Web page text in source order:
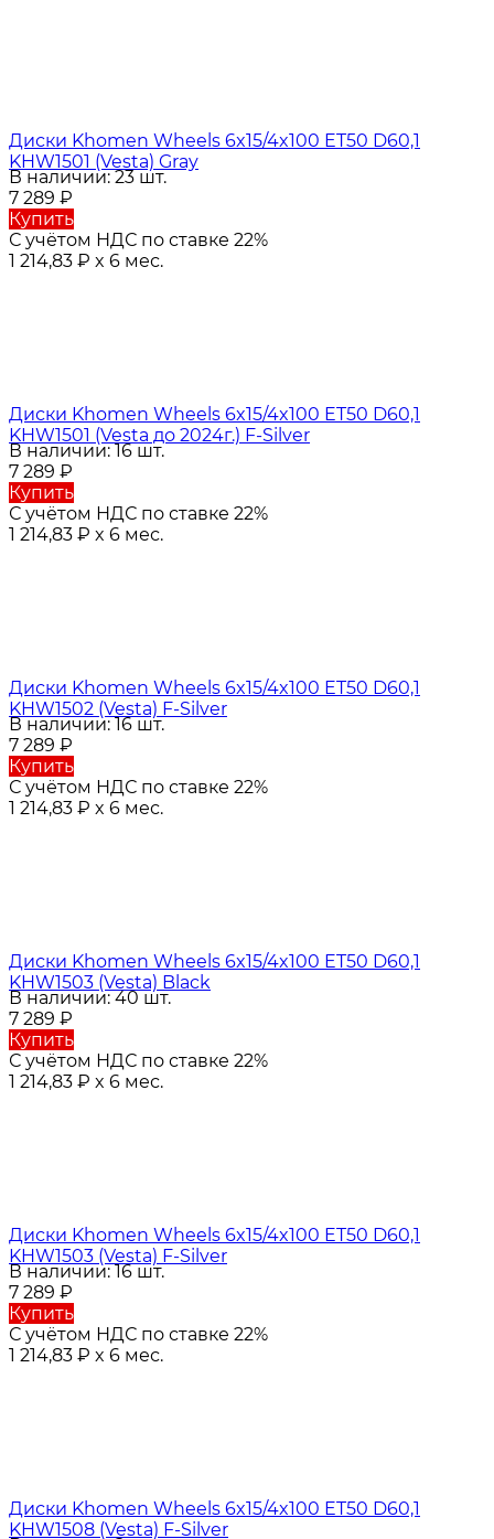
Диски Khomen Wheels 6x15/4x100 ET50 D60,1
KHW1501 (Vesta) Gray
В наличии: 23 шт.
7 289 ₽
Купить
С учётом НДС по ставке 22%
1 214,83 ₽ x 6 мес.
Диски Khomen Wheels 6x15/4x100 ET50 D60,1
KHW1501 (Vesta до 2024г.) F-Silver
В наличии: 16 шт.
7 289 ₽
Купить
С учётом НДС по ставке 22%
1 214,83 ₽ x 6 мес.
Диски Khomen Wheels 6x15/4x100 ET50 D60,1
KHW1502 (Vesta) F-Silver
В наличии: 16 шт.
7 289 ₽
Купить
С учётом НДС по ставке 22%
1 214,83 ₽ x 6 мес.
Диски Khomen Wheels 6x15/4x100 ET50 D60,1
KHW1503 (Vesta) Black
В наличии: 40 шт.
7 289 ₽
Купить
С учётом НДС по ставке 22%
1 214,83 ₽ x 6 мес.
Диски Khomen Wheels 6x15/4x100 ET50 D60,1
KHW1503 (Vesta) F-Silver
В наличии: 16 шт.
7 289 ₽
Купить
С учётом НДС по ставке 22%
1 214,83 ₽ x 6 мес.
Диски Khomen Wheels 6x15/4x100 ET50 D60,1
KHW1508 (Vesta) F-Silver